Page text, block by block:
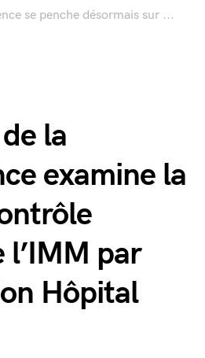
se penche désormais sur ...
la
examine la
l’IMM par
Hôpital